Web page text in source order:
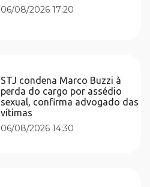
06/08/2026 17:20
STJ condena Marco Buzzi à
perda do cargo por assédio
sexual, confirma advogado das
vítimas
06/08/2026 14:30